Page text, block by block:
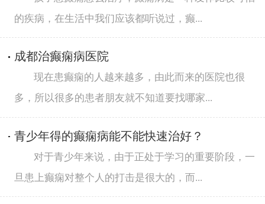
的疾病，在生活中我们应该都听说过，癫...
成都治癫痫病医院
现在患癫痫的人越来越多，由此而来的医院也很
多，所以很多的患者朋友就不知道要找哪家...
青少年得的癫痫病能不能快速治好？
对于青少年来说，由于正处于学习的重要阶段，一
旦患上癫痫对整个人的打击是很大的，而...